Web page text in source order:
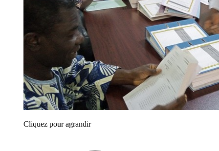
Cliquez pour agrandir